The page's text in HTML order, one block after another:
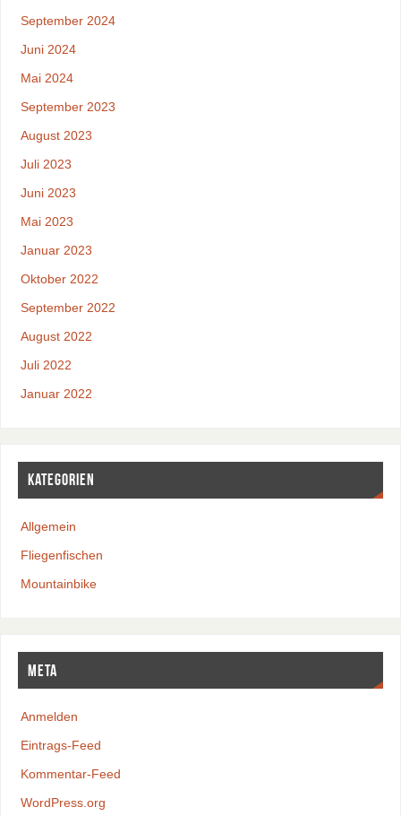
September 2024
Juni 2024
Mai 2024
September 2023
August 2023
Juli 2023
Juni 2023
Mai 2023
Januar 2023
Oktober 2022
September 2022
August 2022
Juli 2022
Januar 2022
Kategorien
Allgemein
Fliegenfischen
Mountainbike
Meta
Anmelden
Eintrags-Feed
Kommentar-Feed
WordPress.org